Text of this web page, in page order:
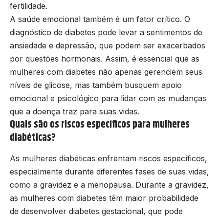
fertilidade.
A saúde emocional também é um fator crítico. O
diagnóstico de diabetes pode levar a sentimentos de
ansiedade e depressão, que podem ser exacerbados
por questões hormonais. Assim, é essencial que as
mulheres com diabetes não apenas gerenciem seus
níveis de glicose, mas também busquem apoio
emocional e psicológico para lidar com as mudanças
que a doença traz para suas vidas.
Quais são os riscos específicos para mulheres
diabéticas?
As mulheres diabéticas enfrentam riscos específicos,
especialmente durante diferentes fases de suas vidas,
como a gravidez e a menopausa. Durante a gravidez,
as mulheres com diabetes têm maior probabilidade
de desenvolver diabetes gestacional, que pode